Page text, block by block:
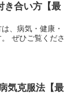
き合い方【最
、病気・健康・
ぜひご覧くださ
気克服法【最